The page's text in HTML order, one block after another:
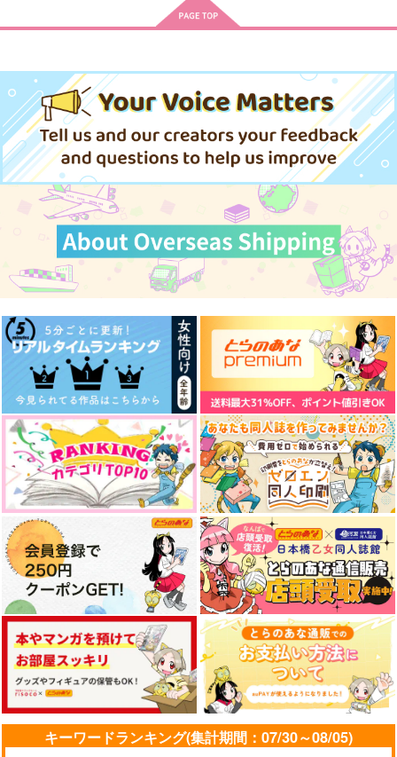
水神月
アスモデウス×鈴木入間
サンプル
作品詳細
彼女が出来たことを報
告します
1,000円（税込）
孤爪研磨×女夢主
作品詳細
プ』ならびに関連する
900円（税込）
リドル・ローズハート
サンプル
作品詳細
忍び組頭は保健委員長
を振り向かせたい！
腸内環境報告学会
787円（税込）
雑渡昆奈門×善法寺伊作
サンプル
作品詳細
長船派観察報告10
戀路宴
629円 （税込）
小竜景光
サンプル
作品詳細
アハウス 8
KADOKAWA
836円（税込）
サンプル
作品詳細
アハウス 9
KADOKAWA
924
サンプル
作品詳細
壱先生描き下ろしB2
タペストリー（ハニー
トラップ・シェアハウ
ス 9）
KADOKAWA
1,650 円（税込）
サンプル
作品詳細
キーワードランキング(集計期間：07/30～08/05)